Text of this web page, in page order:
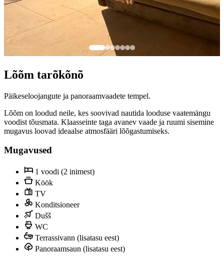
Lõõm tarõkõnõ
Päikeseloojangute ja panoraamvaadete tempel.
Lõõm on loodud neile, kes soovivad nautida looduse vaatemängu
voodist tõusmata. Klaasseinte taga avanev vaade ja ruumi sisemine
mugavus loovad ideaalse atmosfääri lõõgastumiseks.
Mugavused
1 voodi (2 inimest)
Köök
TV
Konditsioneer
Dušš
WC
Terrassivann (lisatasu eest)
Panoraamsaun (lisatasu eest)